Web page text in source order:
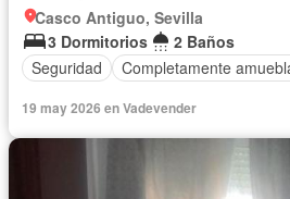
Casco Antiguo, Sevilla
3 Dormitorios
2 Baños
Seguridad
Completamente
19 may 2026 en Vadevender